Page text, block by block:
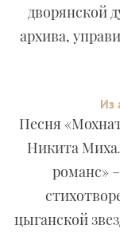
дворянской
архива,
Из
Песня
Никита
романс»
цыганской